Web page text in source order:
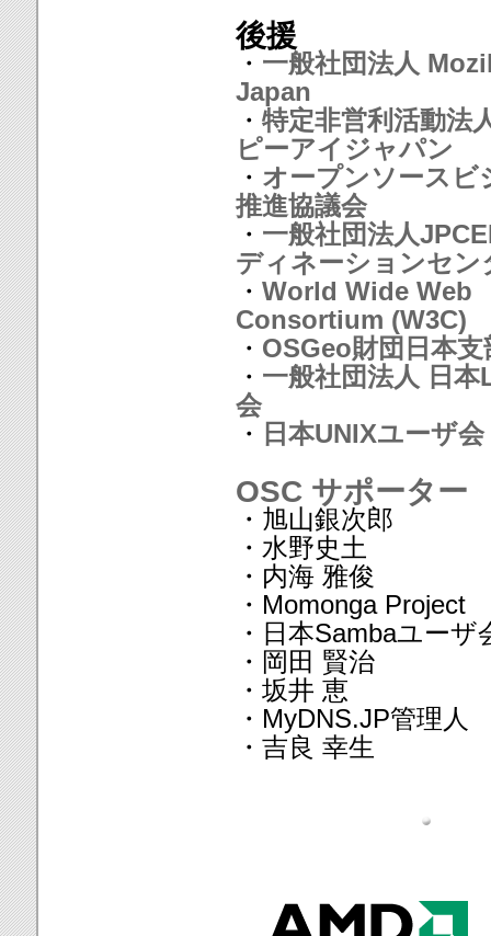
後援
・ 一般社団法人
Japan
・ 特定非営利活動法
ピーアイジャパン
・ オープンソースビ
推進協議会
・ 一般社団法人
ディネーションセン
・ World Wide Web
Consortium (W3C)
・ OSGeo財団日本支
・ 一般社団法人 日
会
・ 日本UNIXユーザ会
OSC サポーター
・旭山銀次郎
・水野史土
・内海 雅俊
・Momonga Project
・日本Sambaユーザ
・岡田 賢治
・坂井 恵
・MyDNS.JP管理人
・吉良 幸生